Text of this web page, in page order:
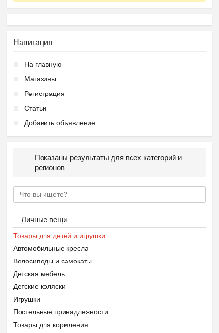
Навигация
На главную
Магазины
Регистрация
Статьи
Добавить объявление
Показаны результаты для всех категорий и
регионов
Личные вещи
Товары для детей и игрушки
Автомобильные кресла
Велосипеды и самокаты
Детская мебель
Детские коляски
Игрушки
Постельные принадлежности
Товары для кормления